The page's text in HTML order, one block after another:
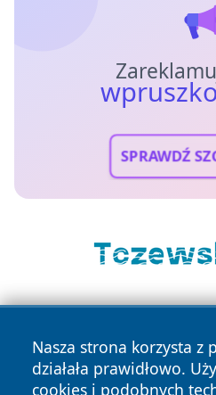
SPRAWDŹ
Nasza strona korzysta z
działała prawidłowo.
cookies i podobnych